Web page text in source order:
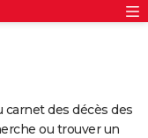
des décès des
ou trouver un